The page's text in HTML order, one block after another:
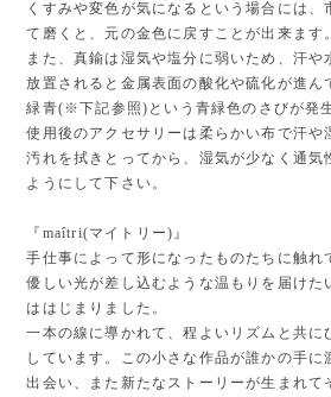
くすみや変色が気になるという場合には、
て磨くと、元の金色に戻すことが出来ます。
また、真鍮は湿気や塩分に弱いため、汗や
放置されると金属表面の酸化や硫化が進ん
緑青(※下記参照)という青緑色のさびが発
使用後のアクセサリーは柔らかい布で汗や
汚れを拭きとってから、湿気が少なく通気
ようにして下さい。
『maîtri(マイトリー)』
手仕事によって形になったものたちに触れ
優しい光が差し込むような温もりを届け
ははじまりました。
一本の線に導かれて、程よいリズムと共に
しています。この小さな作品が誰かの手に
出会い、また新たなストーリーが生まれて